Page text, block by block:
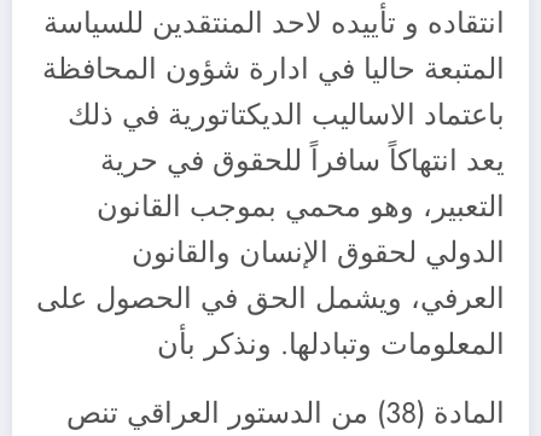
انتقاده و تأييده لاحد المنتقدين للسياسة
المتبعة حاليا في ادارة شؤون المحافظة
باعتماد الاساليب الديكتاتورية في ذلك
يعد انتهاكاً سافراً للحقوق في حرية
التعبير، وهو محمي بموجب القانون
الدولي لحقوق الإنسان والقانون
العرفي، ويشمل الحق في الحصول على
المعلومات وتبادلها. ونذكر بأن
المادة (38) من الدستور العراقي تنص